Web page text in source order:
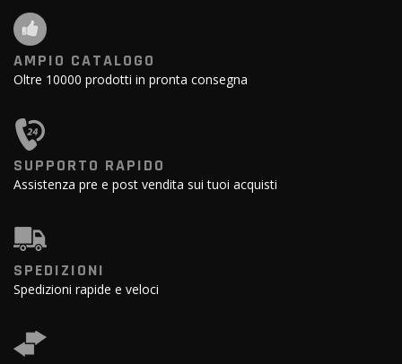
AMPIO CATALOGO
Oltre 10000 prodotti in pronta consegna
SUPPORTO RAPIDO
Assistenza pre e post vendita sui tuoi acquisti
SPEDIZIONI
Spedizioni rapide e veloci